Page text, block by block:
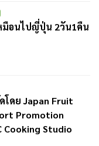
มือนไปญี่ปุ่น 2วัน1คืน
โดย Japan Fruit
Promotion
Cooking Studio